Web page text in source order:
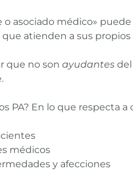
asociado médico»
atienden a sus
que no son ayudantes
PA? En lo que respecta
médicos
y afecciones